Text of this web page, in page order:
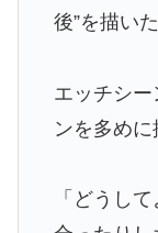
後”を描い
エッチシ
ンを多めに
「どうし